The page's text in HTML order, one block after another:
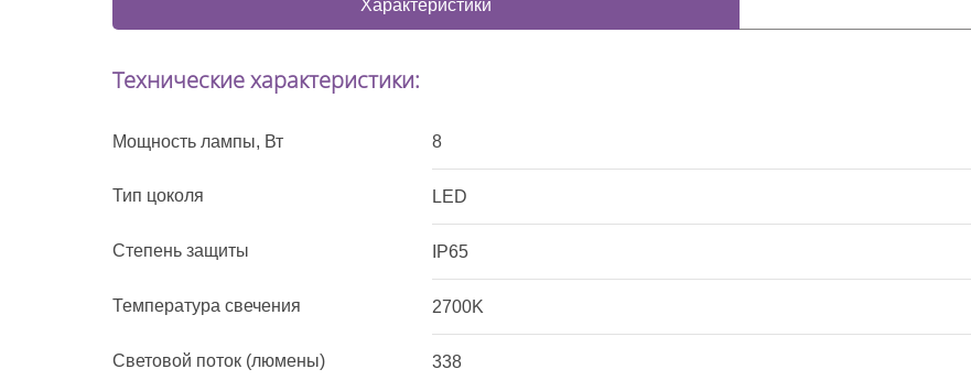
Характеристики
Технические характеристики:
Мощность лампы, Вт 8
Тип цоколя LED
Степень защиты IP65
Температура свечения 2700K
Световой поток (люмены) 338